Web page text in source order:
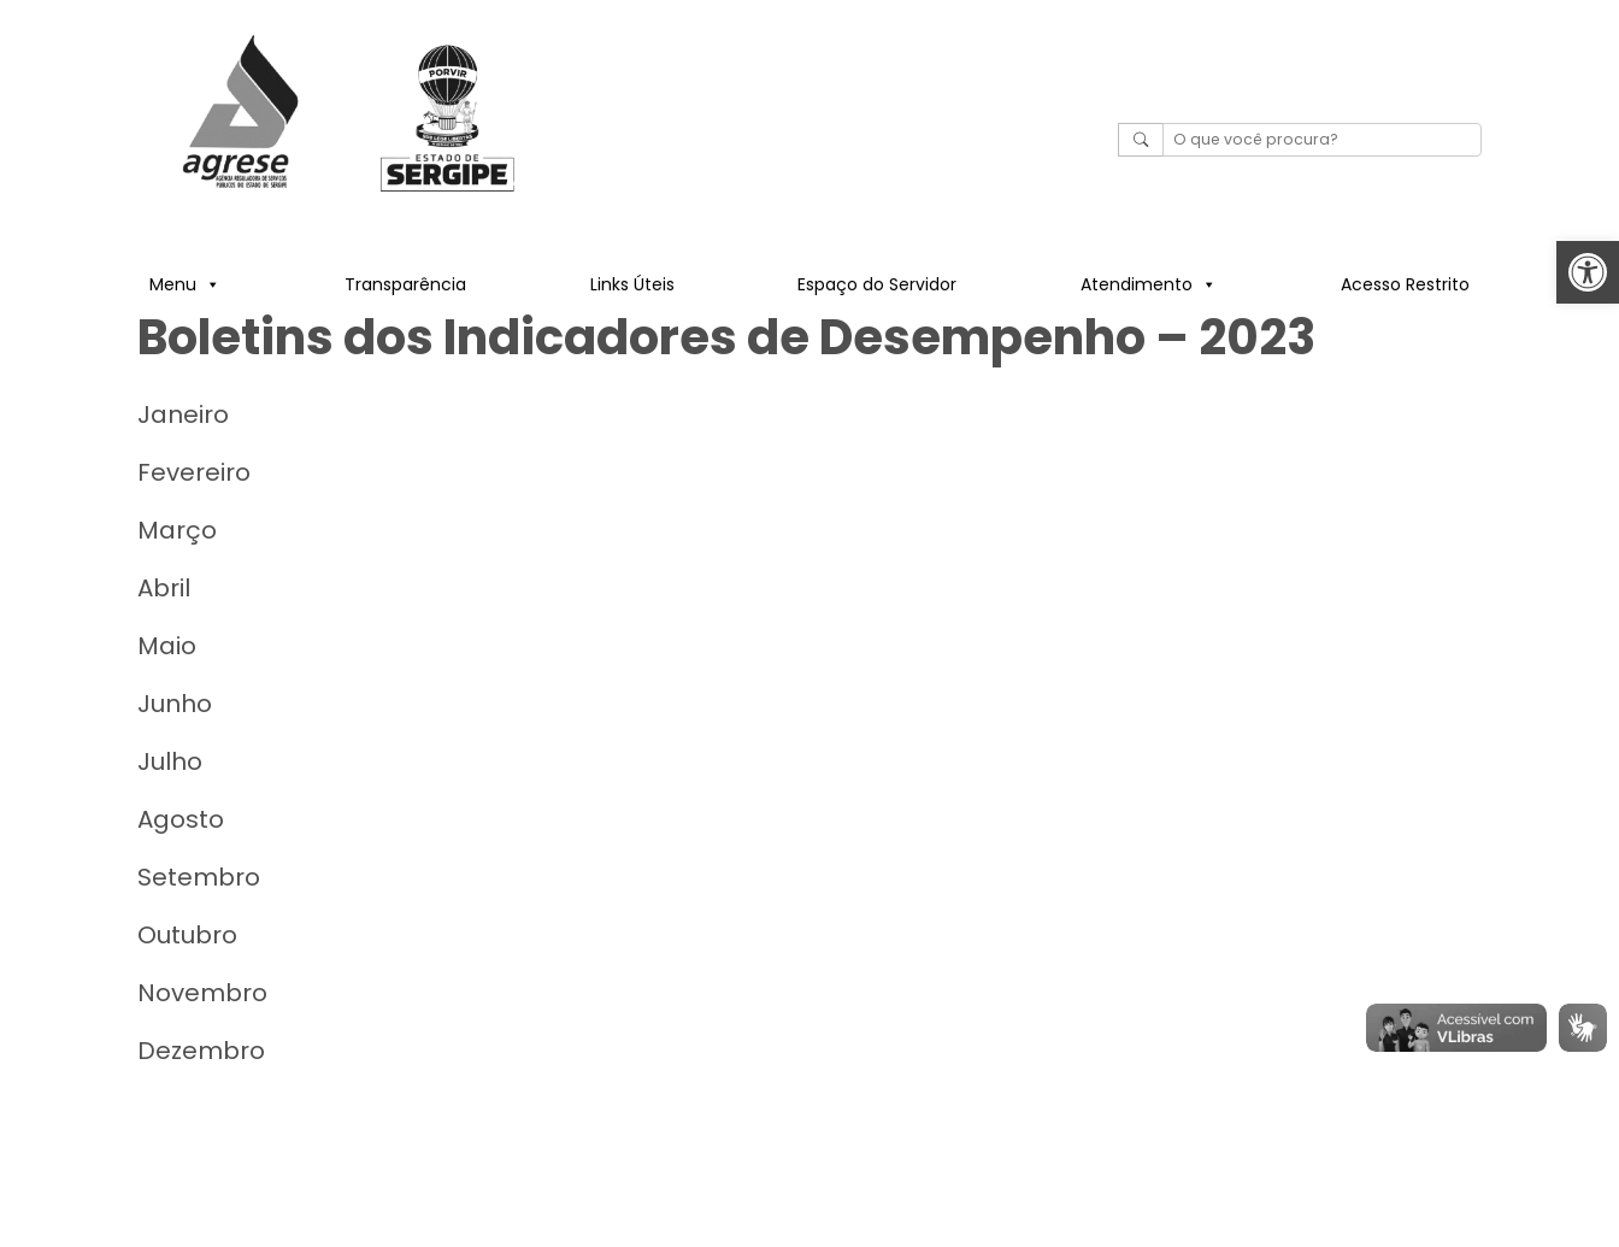
Abrir
Menu Transparência Links Úteis Espaço do Servidor Atendimento Acesso Restrito
Boletins dos Indicadores de Desempenho – 2023
Janeiro
Fevereiro
Março
Abril
Maio
Junho
Julho
Agosto
Setembro
Outubro
Novembro
Dezembro